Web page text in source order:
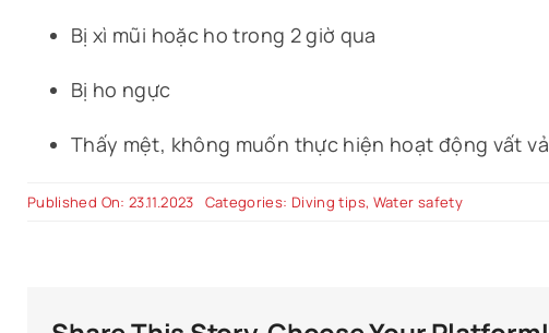
Bị xì mũi hoặc ho trong 2 giờ qua
Bị ho ngực
Thấy mệt, không muốn thực hiện hoạt động vất vả
Published On: 23.11.2023 Categories: Diving tips, Water safety